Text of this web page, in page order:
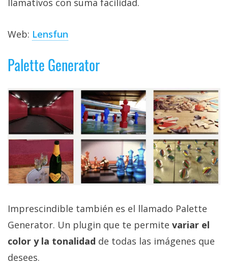
llamativos con suma facilidad.
Web: Lensfun
Palette Generator
Imprescindible también es el llamado Palette
Generator. Un plugin que te permite variar el
color y la tonalidad de todas las imágenes que
desees.